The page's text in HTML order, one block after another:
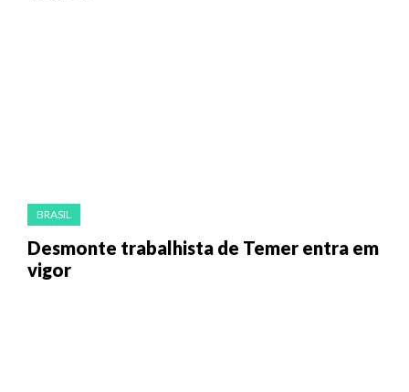
BRASIL
Desmonte trabalhista de Temer entra em
vigor